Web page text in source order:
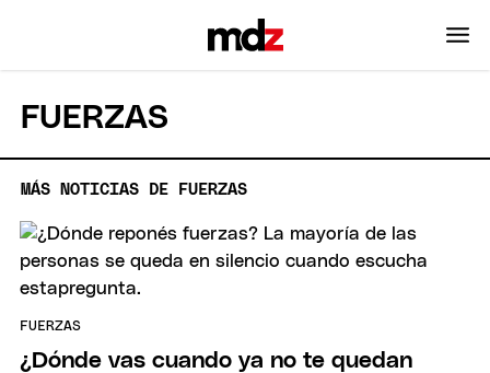
FUERZAS
MÁS NOTICIAS DE FUERZAS
FUERZAS
¿Dónde vas cuando ya no te quedan